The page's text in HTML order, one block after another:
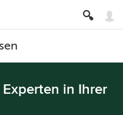
in Ihrer